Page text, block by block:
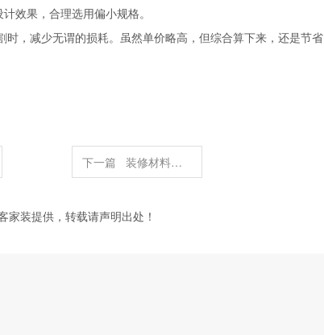
效果，合理选用偏小规格。
，减少无谓的损耗。虽然单价略高，但综合算下来，还是节省
下一篇 装修材料对老人房装修风水的影响
家装提供，转载请声明出处！